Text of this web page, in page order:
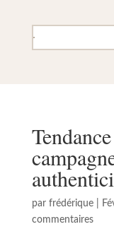
par frédérique|
commentaires